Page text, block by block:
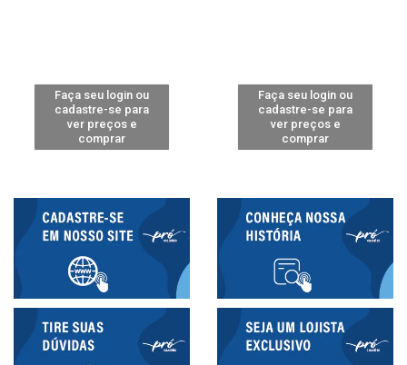
Faça seu login ou
cadastre-se para
ver preços e
comprar
Faça seu login ou
cadastre-se para
ver preços e
comprar